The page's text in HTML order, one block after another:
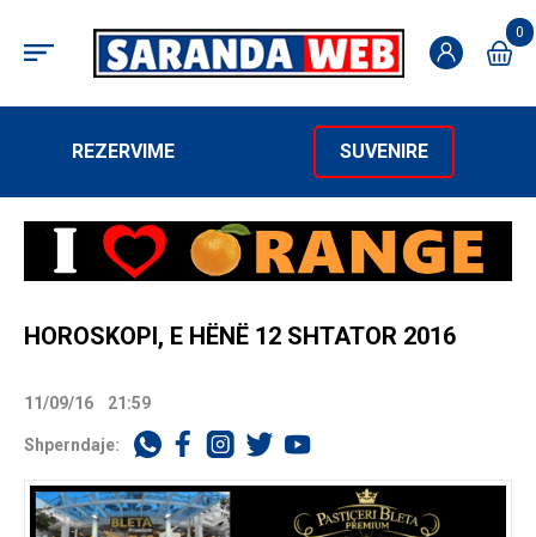
0
REZERVIME SUVENIRE
HOROSKOPI, E HËNË 12 SHTATOR 2016
11/09/16 21:59
Shperndaje: